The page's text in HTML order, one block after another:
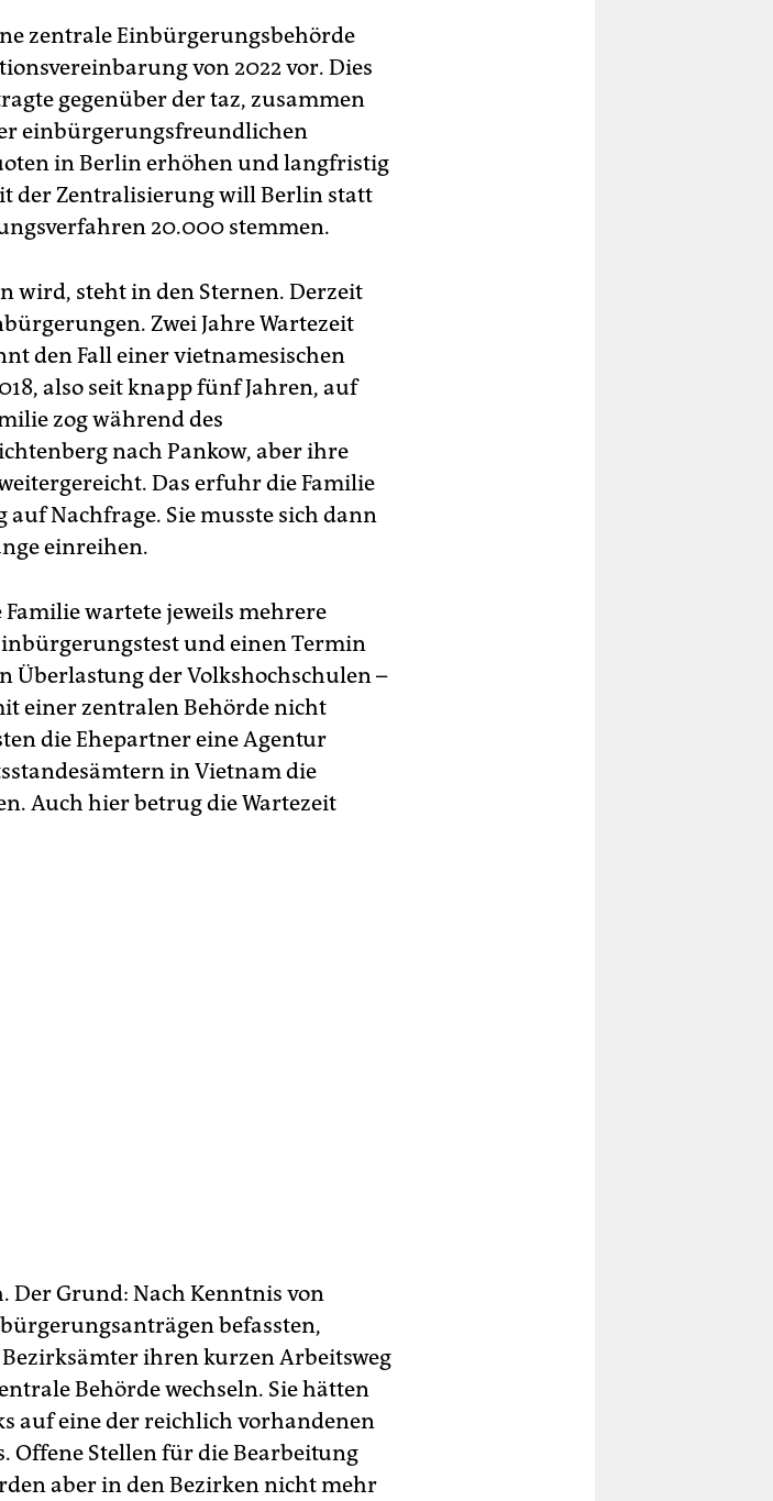
zentrale Einbürgerungsbehörde
von 2022 vor. Dies
gegenüber der taz, zusammen
einbürgerungsfreundlichen
in Berlin erhöhen und langfristig
der Zentralisierung will Berlin statt
20.000 stemmen.
wird, steht in den Sternen. Derzeit
Zwei Jahre Wartezeit
den Fall einer vietnamesischen
also seit knapp fünf Jahren, auf
zog während des
nach Pankow, aber ihre
Das erfuhr die Familie
Nachfrage. Sie musste sich dann
einreihen.
wartete jeweils mehrere
und einen Termin
Überlastung der Volkshochschulen –
einer zentralen Behörde nicht
die Ehepartner eine Agentur
in Vietnam die
Auch hier betrug die Wartezeit
Der Grund: Nach Kenntnis von
befassten,
ihren kurzen Arbeitsweg
Behörde wechseln. Sie hätten
auf eine der reichlich vorhandenen
Offene Stellen für die Bearbeitung
aber in den Bezirken nicht mehr